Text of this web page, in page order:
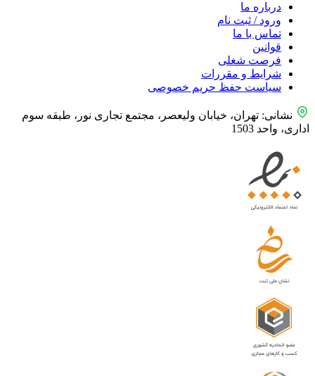
درباره ما
ورود / ثبت نام
تماس با ما
قوانین
فرصت شغلی
شرایط و مقررات
سیاست حفظ حریم خصوصی
نشانی: تهران، خیابان ولیعصر، مجتمع تجاری نور، طبقه سوم
اداری، واحد 1503